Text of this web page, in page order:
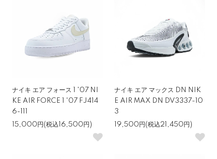
ナイキ エア フォース 1 '07 NI
KE AIR FORCE 1 '07 FJ414
6-111
15,000円(税込16,500円)
ナイキ エア マックス DN NIK
E AIR MAX DN DV3337-10
3
19,500円(税込21,450円)